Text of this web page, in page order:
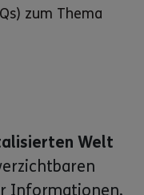
zum Thema
Welt
Informationen,